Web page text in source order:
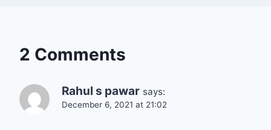
2 Comments
Rahul s pawar says:
December 6, 2021 at 21:02